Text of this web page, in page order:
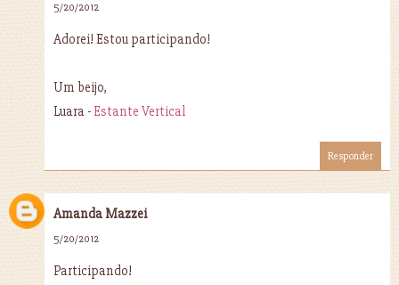
5/20/2012
Adorei! Estou participando!
Um beijo,
Luara -Estante Vertical
Responder
Amanda Mazzei
5/20/2012
Participando!